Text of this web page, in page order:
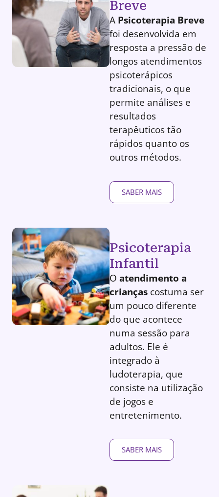
Breve
A Psicoterapia Breve
foi desenvolvida em
resposta a pressão de
longos atendimentos
psicoterápicos
tradicionais, o que
permite análises e
resultados
terapêuticos tão
rápidos quanto os
outros métodos.
SABER MAIS
Psicoterapia
Infantil
O atendimento a
crianças costuma ser
um pouco diferente
do que acontece
numa sessão para
adultos. Ele é
integrado à
ludoterapia, que
consiste na utilização
de jogos e
entretenimento.
SABER MAIS